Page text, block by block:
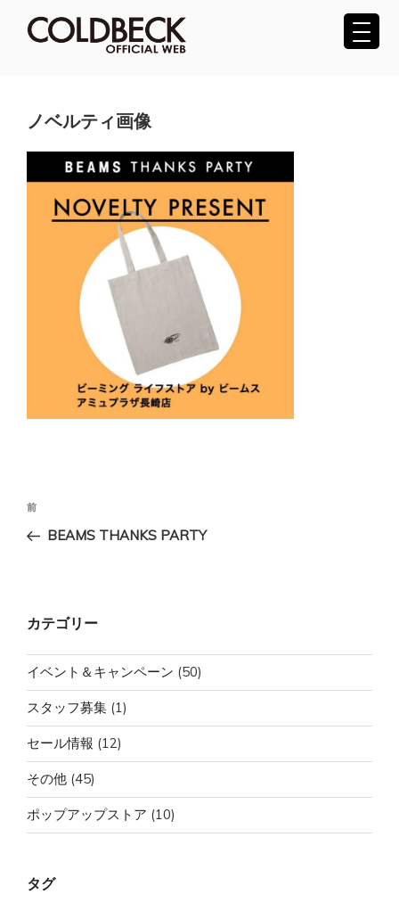
ノベルティ画像
投
ナ
ー
ョ
ン
前
の
前
BEAMS THANKS PARTY
カテゴリー
イベント＆キャンペーン (50)
スタッフ募集 (1)
セール情報 (12)
その他 (45)
ポップアップストア (10)
タグ